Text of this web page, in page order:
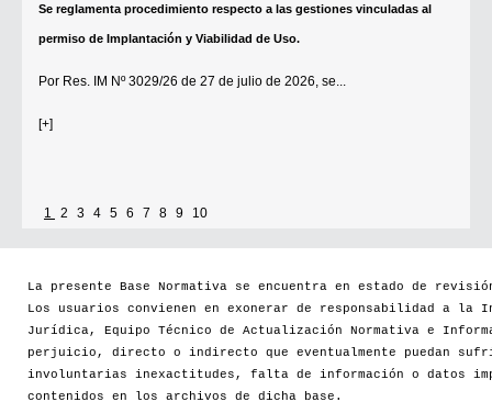
Se reglamenta procedimiento respecto a las gestiones vinculadas al
permiso de Implantación y Viabilidad de Uso.
Por Res. IM Nº 3029/26 de 27 de julio de 2026, se...
[+]
1 2 3 4 5 6 7 8 9 10
La presente Base Normativa se encuentra en estado de
Los usuarios convienen en exonerar de responsabilidad a la
Jurídica, Equipo Técnico de Actualización Normativa e
perjuicio, directo o indirecto que eventualmente puedan
involuntarias inexactitudes, falta de información o datos
contenidos en los archivos de dicha base.